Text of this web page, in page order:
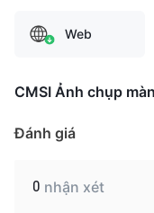
Web
CMSI Ảnh chụp
Đánh giá
0 nhận xét